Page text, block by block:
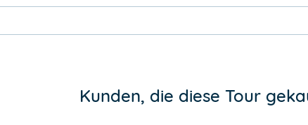
Kunden, die diese Tour